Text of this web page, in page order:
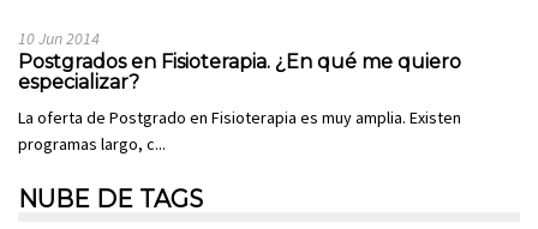
10 Jun 2014
Postgrados en Fisioterapia. ¿En qué me quiero
especializar?
La oferta de Postgrado en Fisioterapia es muy amplia. Existen
programas largo, c...
NUBE DE TAGS